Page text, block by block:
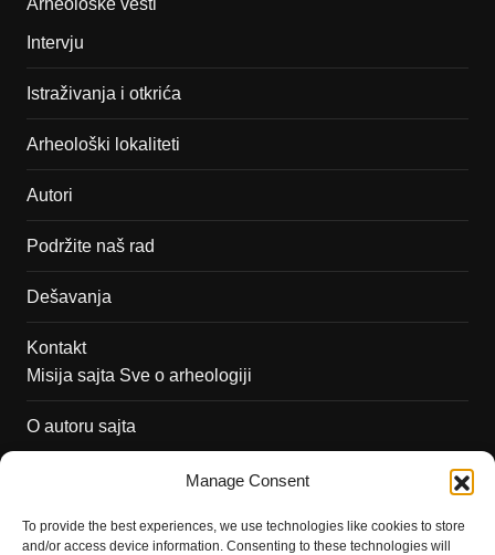
Manage Consent
To provide the best experiences, we use technologies like cookies to store
and/or access device information. Consenting to these technologies will
Intervju
Istraživanja i otkrića
Arheološki lokaliteti
Autori
Podržite naš rad
Dešavanja
Kontakt
Misija sajta Sve o arheologiji
O autoru sajta